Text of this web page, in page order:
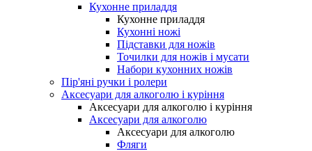
Кухонне приладдя
Кухонне приладдя
Кухонні ножі
Підставки для ножів
Точилки для ножів і мусати
Набори кухонних ножів
Пір'яні ручки і ролери
Аксесуари для алкоголю і куріння
Аксесуари для алкоголю і куріння
Аксесуари для алкоголю
Аксесуари для алкоголю
Фляги